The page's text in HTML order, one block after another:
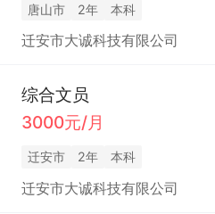
唐山市 2年 本科
迁安市大诚科技有限公司
综合文员
3000元/月
迁安市 2年 本科
迁安市大诚科技有限公司